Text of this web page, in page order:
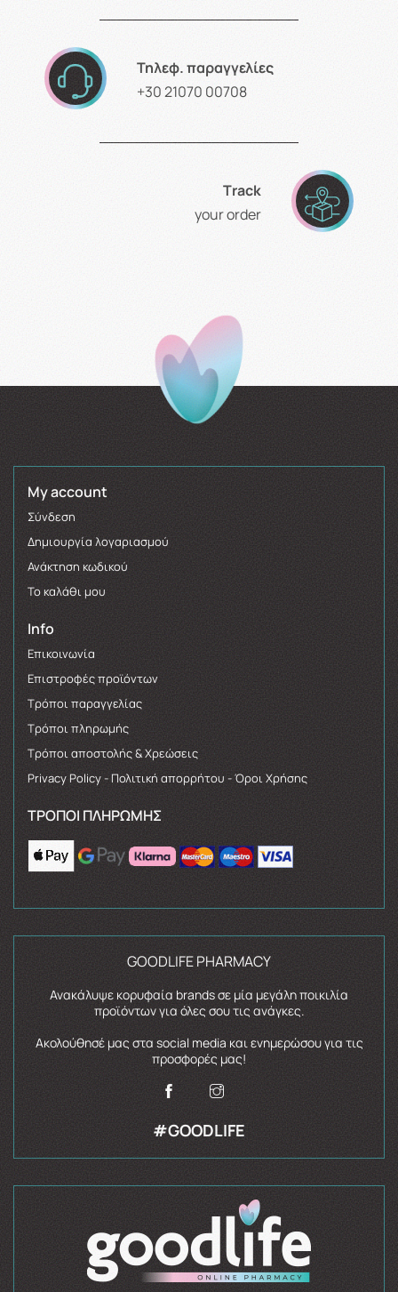
Τηλεφ. παραγγελίες
+30 21070 00708
Τrack
your order
My account
Σύνδεση
Δημιουργία λογαριασμού
Ανάκτηση κωδικού
Το καλάθι μου
Info
Επικοινωνία
Επιστροφές προϊόντων
Τρόποι παραγγελίας
Τρόποι πληρωμής
Τρόποι αποστολής & Χρεώσεις
Privacy Policy - Πολιτική απορρήτου - Όροι Χρήσης
ΤΡΌΠΟΙ ΠΛΗΡΩΜΉΣ
GOODLIFE PHARMACY
Ανακάλυψε κορυφαία brands σε μία μεγάλη ποικιλία
προϊόντων για όλες σου τις ανάγκες.
Ακολούθησέ μας στα social media και ενημερώσου για τις
προσφορές μας!
#GOODLIFE